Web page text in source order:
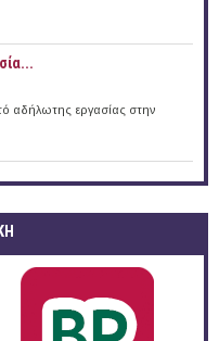
αδήλωτης εργασίας στην